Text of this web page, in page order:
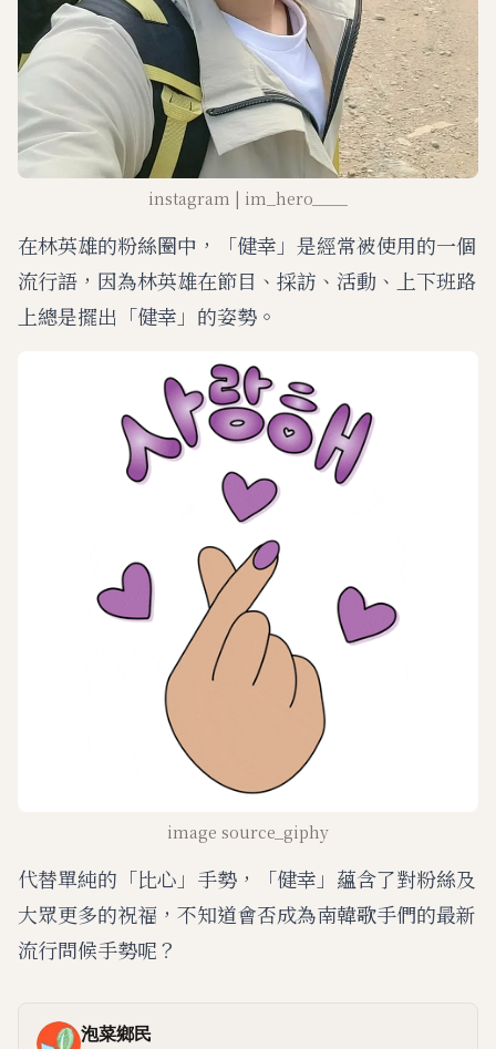
instagram | im_hero____
在林英雄的粉絲圈中，「健幸」是經常被使用的一個
流行語，因為林英雄在節目、採訪、活動、上下班路
上總是擺出「健幸」的姿勢。
image source_giphy
代替單純的「比心」手勢，「健幸」蘊含了對粉絲及
大眾更多的祝福，不知道會否成為南韓歌手們的最新
流行問候手勢呢？
泡菜鄉民